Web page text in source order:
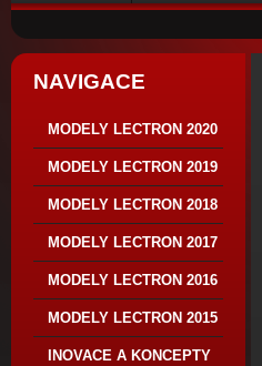
NAVIGACE
MODELY LECTRON 2020
MODELY LECTRON 2019
MODELY LECTRON 2018
MODELY LECTRON 2017
MODELY LECTRON 2016
MODELY LECTRON 2015
INOVACE A KONCEPTY